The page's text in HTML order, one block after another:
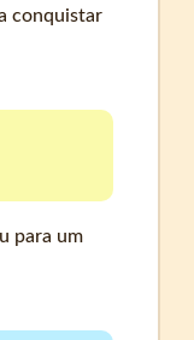
conquistar
para um